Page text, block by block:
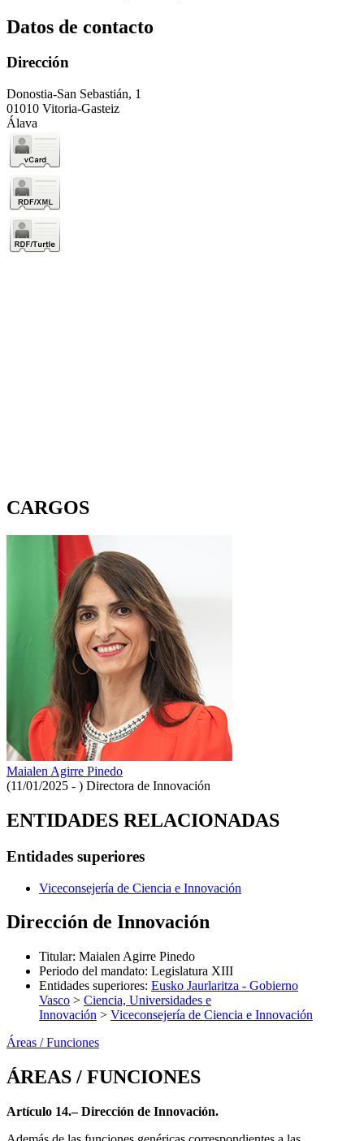
Datos de contacto
Dirección
Donostia-San Sebastián, 1
01010 Vitoria-Gasteiz
Álava
CARGOS
Maialen Agirre Pinedo
(11/01/2025 - ) Directora de Innovación
ENTIDADES RELACIONADAS
Entidades superiores
Viceconsejería de Ciencia e Innovación
Dirección de Innovación
Titular: Maialen Agirre Pinedo
Periodo del mandato: Legislatura XIII
Entidades superiores: Eusko Jaurlaritza - Gobierno
Vasco > Ciencia, Universidades e
Innovación > Viceconsejería de Ciencia e Innovación
Áreas / Funciones
ÁREAS / FUNCIONES
Artículo 14.– Dirección de Innovación.